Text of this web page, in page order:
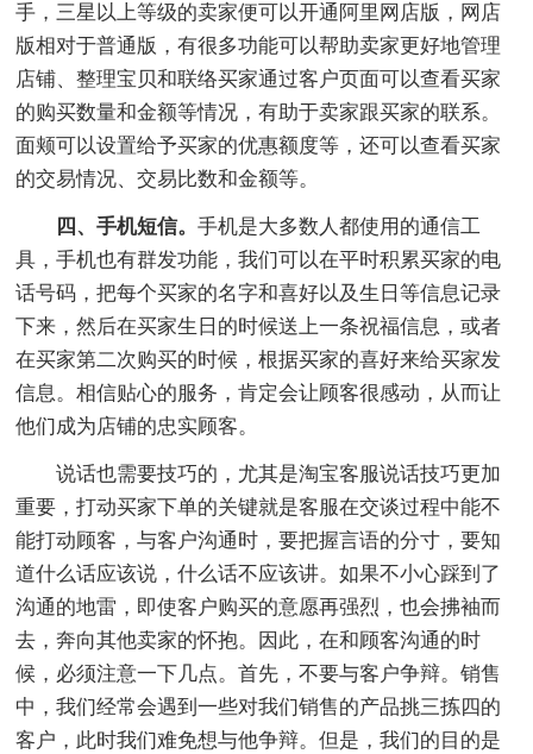
手，三星以上等级的卖家便可以开通阿里网店版，网店
版相对于普通版，有很多功能可以帮助卖家更好地管理
店铺、整理宝贝和联络买家通过客户页面可以查看买家
的购买数量和金额等情况，有助于卖家跟买家的联系。
面颊可以设置给予买家的优惠额度等，还可以查看买家
的交易情况、交易比数和金额等。
四、手机短信。手机是大多数人都使用的通信工
具，手机也有群发功能，我们可以在平时积累买家的电
话号码，把每个买家的名字和喜好以及生日等信息记录
下来，然后在买家生日的时候送上一条祝福信息，或者
在买家第二次购买的时候，根据买家的喜好来给买家发
信息。相信贴心的服务，肯定会让顾客很感动，从而让
他们成为店铺的忠实顾客。
说话也需要技巧的，尤其是淘宝客服说话技巧更加
重要，打动买家下单的关键就是客服在交谈过程中能不
能打动顾客，与客户沟通时，要把握言语的分寸，要知
道什么话应该说，什么话不应该讲。如果不小心踩到了
沟通的地雷，即使客户购买的意愿再强烈，也会拂袖而
去，奔向其他卖家的怀抱。因此，在和顾客沟通的时
候，必须注意一下几点。首先，不要与客户争辩。销售
中，我们经常会遇到一些对我们销售的产品挑三拣四的
客户，此时我们难免想与他争辩。但是，我们的目的是